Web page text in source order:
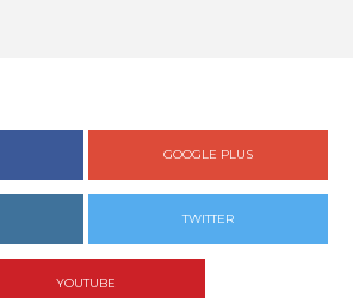
GOOGLE PLUS
TWITTER
YOUTUBE